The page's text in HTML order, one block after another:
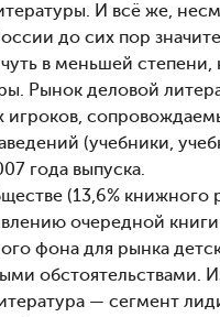
И всё же,
до сих пор
в меньшей степени,
Рынок деловой
(учебники,
года выпуска.
(13,6%
очередной
фона для рынка
обстоятельствами.
— сегмент